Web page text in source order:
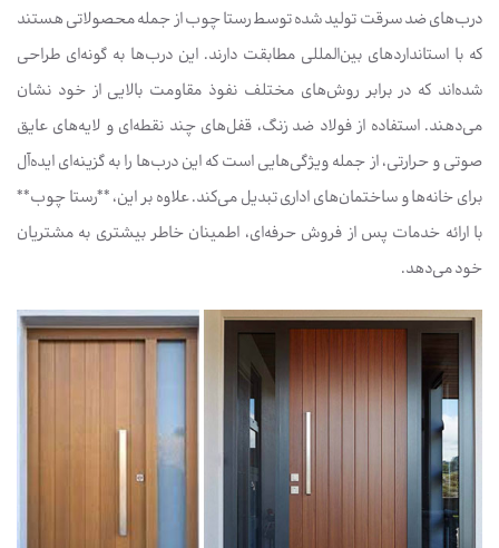
درب‌های ضد سرقت تولید شده توسط رستا چوب از جمله محصولاتی هستند
که با استانداردهای بین‌المللی مطابقت دارند. این درب‌ها به گونه‌ای طراحی
شده‌اند که در برابر روش‌های مختلف نفوذ مقاومت بالایی از خود نشان
می‌دهند. استفاده از فولاد ضد زنگ، قفل‌های چند نقطه‌ای و لایه‌های عایق
صوتی و حرارتی، از جمله ویژگی‌هایی است که این درب‌ها را به گزینه‌ای ایده‌آل
برای خانه‌ها و ساختمان‌های اداری تبدیل می‌کند. علاوه بر این، **رستا چوب**
با ارائه خدمات پس از فروش حرفه‌ای، اطمینان خاطر بیشتری به مشتریان
خود می‌دهد.